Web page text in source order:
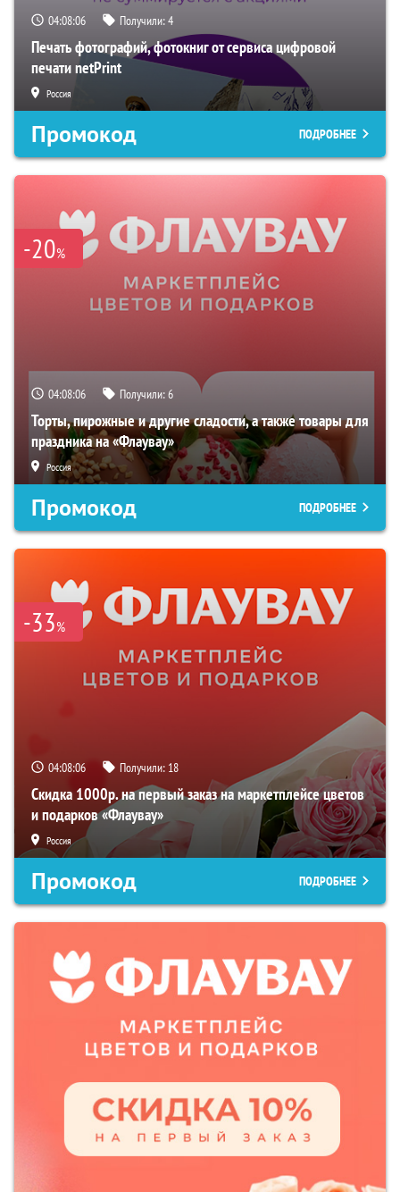
04:08:05 Получили:4
Печать фотографий, фотокниг от сервиса цифровой
печати netPrint
Россия
Промокод ПОДРОБНЕЕ
-20%
04:08:05 Получили:6
Торты, пирожные и другие сладости, а также товары для
праздника на «Флаувау»
Россия
Промокод ПОДРОБНЕЕ
-33%
04:08:05 Получили: 18
Скидка 1000р. на первый заказ на маркетплейсе цветов
и подарков «Флаувау»
Россия
Промокод ПОДРОБНЕЕ